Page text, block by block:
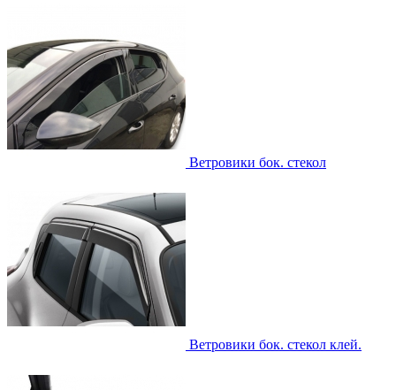
Ветровики бок. стекол
Ветровики бок. стекол клей.